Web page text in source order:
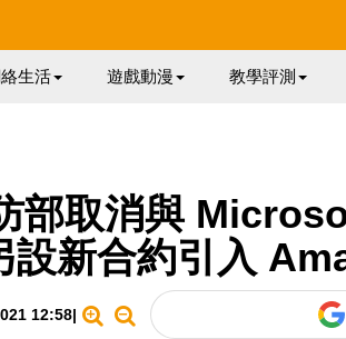
生活 遊戲動漫 教學評測
部取消與
設新合約引入
12:58|